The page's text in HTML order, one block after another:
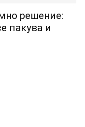
решение:
пакува и